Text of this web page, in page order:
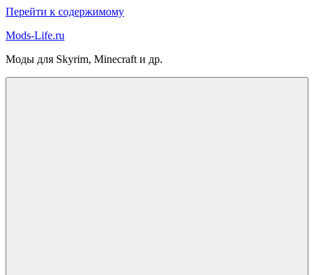
Перейти к содержимому
Mods-Life.ru
Моды для Skyrim, Minecraft и др.